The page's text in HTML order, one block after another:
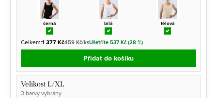
černá bílá tělová
Celkem:1 377 Kč459 Kč/ksUšetříte 537 Kč (28 %)
Přidat do košíku
Velikost L/XL
3 barvy vybrány